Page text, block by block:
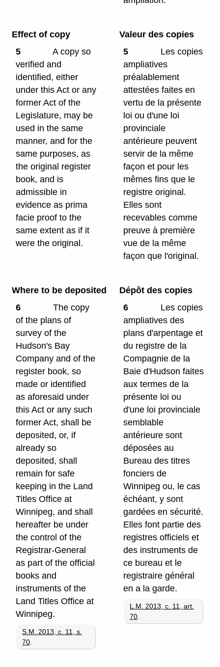
Effect of copy
5
A copy so
verified and
identified, either
under this Act or any
former Act of the
Legislature, may be
used in the same
manner, and for the
same purposes, as
the original register
book, and is
admissible in
evidence as prima
facie proof to the
same extent as if it
were the original.
Valeur des copies
5
Les copies
ampliatives
préalablement
attestées faites en
vertu de la présente
loi ou d'une loi
provinciale
antérieure peuvent
servir de la même
façon et pour les
mêmes fins que le
registre original.
Elles sont
recevables comme
preuve à première
vue de la même
façon que l'original.
Where to be deposited
6
The copy
of the plans of
survey of the
Hudson's Bay
Company and of the
register book, so
made or identified
as aforesaid under
this Act or any such
former Act, shall be
deposited, or, if
already so
deposited, shall
remain for safe
keeping in the Land
Titles Office at
Winnipeg, and shall
hereafter be under
the control of the
Registrar-General
as part of the official
books and
instruments of the
Land Titles Office at
Winnipeg.
S.M. 2013, c. 11, s.
70
Dépôt des copies
6
Les copies
ampliatives des
plans d'arpentage et
du registre de la
Compagnie de la
Baie d'Hudson faites
aux termes de la
présente loi ou
d'une loi provinciale
semblable
antérieure sont
déposées au
Bureau des titres
fonciers de
Winnipeg ou, le cas
échéant, y sont
gardées en sécurité.
Elles font partie des
registres officiels et
des instruments de
ce bureau et le
registraire général
en a la garde.
L.M. 2013, c. 11, art.
70